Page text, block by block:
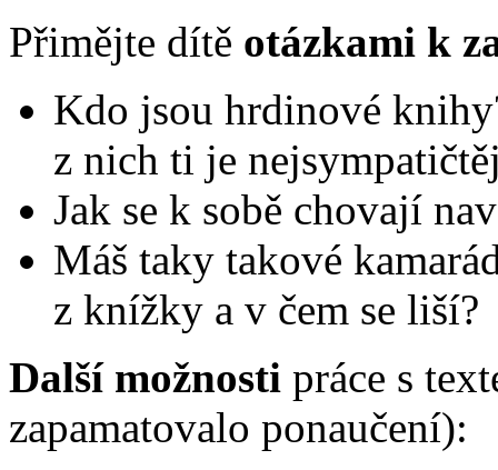
Přimějte dítě otázkami k
Kdo jsou hrdinové
z nich ti je
Jak se k sobě chovají
Máš taky takové
z knížky a v čem se liší?
Další možnosti práce s
zapamatovalo ponaučení):